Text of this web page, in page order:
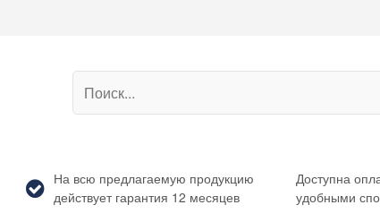
На всю предлагаемую продукцию
действует гарантия 12 месяцев
Доступна
удобными